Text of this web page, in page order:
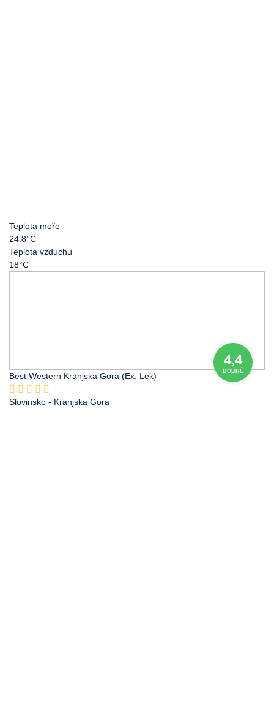
Teplota moře
24.8°C
Teplota vzduchu
18°C
4,4
DOBRÉ
Best Western Kranjska Gora (Ex. Lek)
Slovinsko - Kranjska Gora